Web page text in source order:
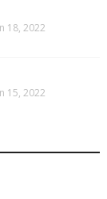
18, 2022
15, 2022